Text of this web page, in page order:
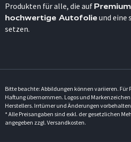
Produkten für alle, die auf
hochwertige Autofolieund eine
setzen.
Bitte beachte: Abbildungen können variieren.
Haftung übernommen. Logos und
Herstellers. Irrtümer und Änderungen
* Alle Preisangaben sind exkl. der gesetzlichen
angegeben zzgl. Versandkosten.